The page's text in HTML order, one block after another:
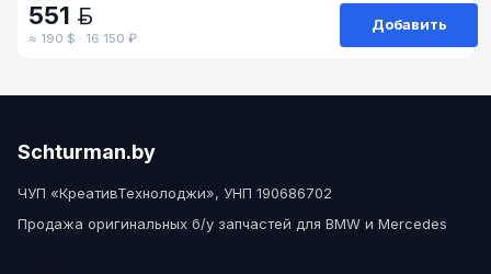
551
≈ 190 $ · 16 150 ₽
Добавить
Schturman.by
ЧУП «КреативТехнолоджи», УНП 190686702
Продажа оригинальных б/у запчастей для BMW и Mercedes